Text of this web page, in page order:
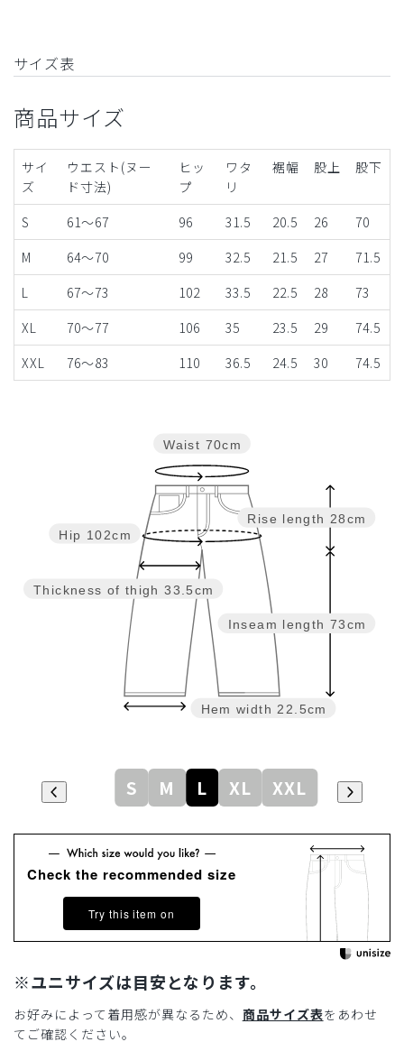
サイズ表
商品サイズ
サイ
ズ
ウエスト(ヌー
ド寸法)
ヒッ
プ
ワタ
リ
裾幅 股上 股下
S 61～67 96 31.5 20.5 26
70
M
64～70 99 32.5 21.5 27
71.5
L
67～73 102 33.5 22.5 28
73
XL
70～77 106 35 23.5 29
74.5
XXL
76～83 110 36.5 24.5 30 74.5
Inseam length 73cm
Rise length 28cm
Hem width 22.5cm
Thickness of thigh 33.5cm
Hip 102cm
Waist 70cm
S M L XL XXL
Check the recommended size
Try this item on
※ユニサイズは目安となります。
お好みによって着用感が異なるため、 商品サイズ表をあわせ
てご確認ください。